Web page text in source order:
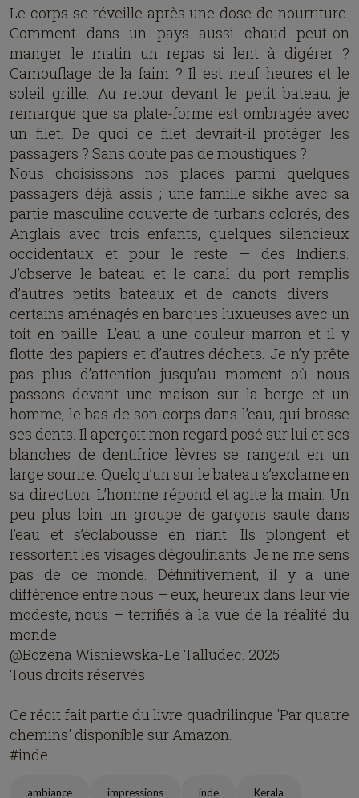
Le corps se réveille après une dose de nourriture.
Comment dans un pays aussi chaud peut-on
manger le matin un repas si lent à digérer ?
Camouflage de la faim ? Il est neuf heures et le
soleil grille. Au retour devant le petit bateau, je
remarque que sa plate-forme est ombragée avec
un filet. De quoi ce filet devrait-il protéger les
passagers ? Sans doute pas de moustiques ?
Nous choisissons nos places parmi quelques
passagers déjà assis ; une famille sikhe avec sa
partie masculine couverte de turbans colorés, des
Anglais avec trois enfants, quelques silencieux
occidentaux et pour le reste — des Indiens.
J’observe le bateau et le canal du port remplis
d’autres petits bateaux et de canots divers —
certains aménagés en barques luxueuses avec un
toit en paille. L’eau a une couleur marron et il y
flotte des papiers et d’autres déchets. Je n’y prête
pas plus d’attention jusqu’au moment où nous
passons devant une maison sur la berge et un
homme, le bas de son corps dans l’eau, qui brosse
ses dents. Il aperçoit mon regard posé sur lui et ses
blanches de dentifrice lèvres se rangent en un
large sourire. Quelqu’un sur le bateau s’exclame en
sa direction. L’homme répond et agite la main. Un
peu plus loin un groupe de garçons saute dans
l’eau et s’éclabousse en riant. Ils plongent et
ressortent les visages dégoulinants. Je ne me sens
pas de ce monde. Définitivement, il y a une
différence entre nous – eux, heureux dans leur vie
modeste, nous – terrifiés à la vue de la réalité du
monde.
@Bozena Wisniewska-Le Talludec. 2025
Tous droits réservés
Ce récit fait partie du livre quadrilingue 'Par quatre
chemins' disponible sur Amazon.
#inde
ambiance impressions inde Kerala